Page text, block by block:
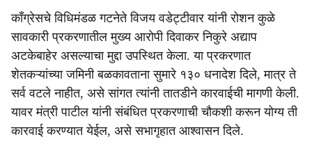
काँग्रेसचे विधिमंडळ गटनेते विजय वडेट्टीवार यांनी रोशन कुळे
सावकारी प्रकरणातील मुख्य आरोपी दिवाकर निकुरे अद्याप
अटकेबाहेर असल्याचा मुद्दा उपस्थित केला. या प्रकरणात
शेतकऱ्यांच्या जमिनी बळकावताना सुमारे १३० धनादेश दिले, मात्र ते
सर्व वटले नाहीत, असे सांगत त्यांनी तातडीने कारवाईची मागणी केली.
यावर मंत्री पाटील यांनी संबंधित प्रकरणाची चौकशी करून योग्य ती
कारवाई करण्यात येईल, असे सभागृहात आश्वासन दिले.